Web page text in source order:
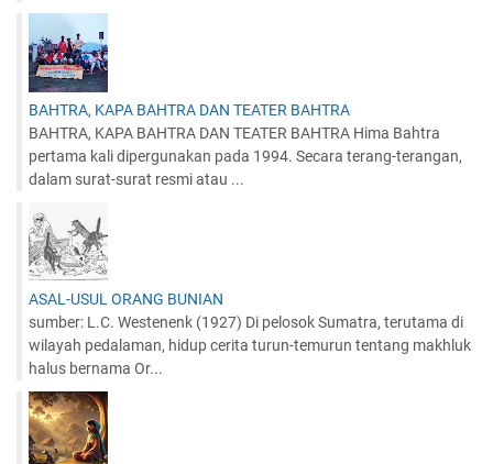
BAHTRA, KAPA BAHTRA DAN TEATER BAHTRA
BAHTRA, KAPA BAHTRA DAN TEATER BAHTRA Hima Bahtra
pertama kali dipergunakan pada 1994. Secara terang-terangan,
dalam surat-surat resmi atau ...
ASAL-USUL ORANG BUNIAN
sumber: L.C. Westenenk (1927) Di pelosok Sumatra, terutama di
wilayah pedalaman, hidup cerita turun-temurun tentang makhluk
halus bernama Or...